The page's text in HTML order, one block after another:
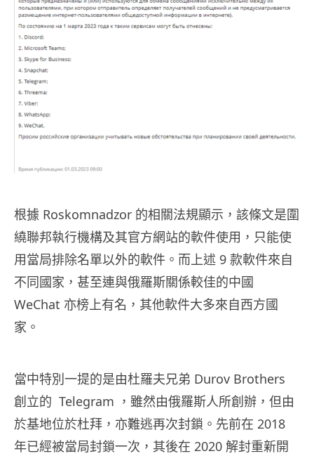
根據 Roskomnadzor 的相關法規顯示，該條文是圍
繞聯邦執行機構及其官方網站的軟件使用，只能使
用當局排除名單以外的軟件。而上述 9 款軟件來自
不同國家，甚至連與俄羅斯關係較佳的中國
WeChat 亦榜上有名，其他軟件大多來自西方國
家。
當中特別一提的是由杜羅夫兄弟 Durov Brothers
創立的 Telegram ，雖然由俄羅斯人所創辦，但由
於基地位於杜拜，亦難逃再次封鎖。先前在 2018
年已經被當局封鎖一次，其後在 2020 解封重新開